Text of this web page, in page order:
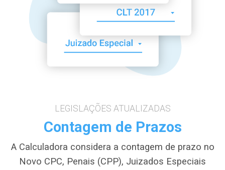
LEGISLAÇÕES ATUALIZADAS
Contagem de Prazos
A Calculadora considera a contagem de prazo no
Novo CPC, Penais (CPP), Juizados Especiais